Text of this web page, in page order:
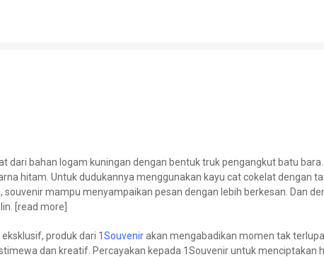
dari bahan logam kuningan dengan bentuk truk pengangkut batu bara.
hitam. Untuk dudukannya menggunakan kayu cat cokelat dengan
souvenir mampu menyampaikan pesan dengan lebih berkesan. Dan
[read more]
produk dari 1Souvenirakan mengabadikan momen tak
dan kreatif. Percayakan kepada 1Souvenir untuk menciptakan